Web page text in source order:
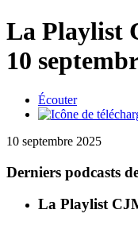
La Playlist
10
Écouter
10 septembre 2025
Derniers podcasts
La Playlist